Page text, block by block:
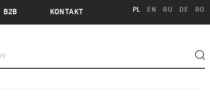
B2B KONTAKT PL EN RU DE RO